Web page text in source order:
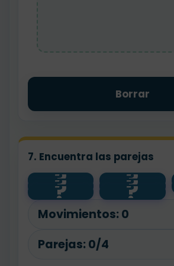
Borrar
7. Encuentra las parejas
?
Verde ?
Azul
?
🍌 ?
🧴
?
🍾 ?
📰
Movimientos: 0
Parejas: 0/4